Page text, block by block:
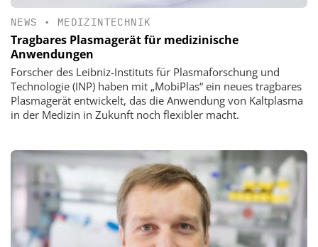
NEWS • MEDIZINTECHNIK
Tragbares Plasmagerät für medizinische
Anwendungen
Forscher des Leibniz-Instituts für Plasmaforschung und
Technologie (INP) haben mit „MobiPlas“ ein neues tragbares
Plasmagerät entwickelt, das die Anwendung von Kaltplasma
in der Medizin in Zukunft noch flexibler macht.